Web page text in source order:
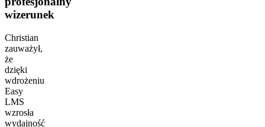
wizerunek
Christian
zauważył,
że
dzięki
wdrożeniu
Easy
LMS
wzrosła
wydajność